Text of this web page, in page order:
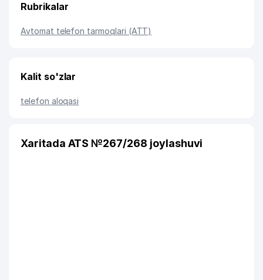
Rubrikalar
Avtomat telefon tarmoqlari (ATT)
Kalit so'zlar
telefon aloqasi
Xaritada ATS №267/268 joylashuvi